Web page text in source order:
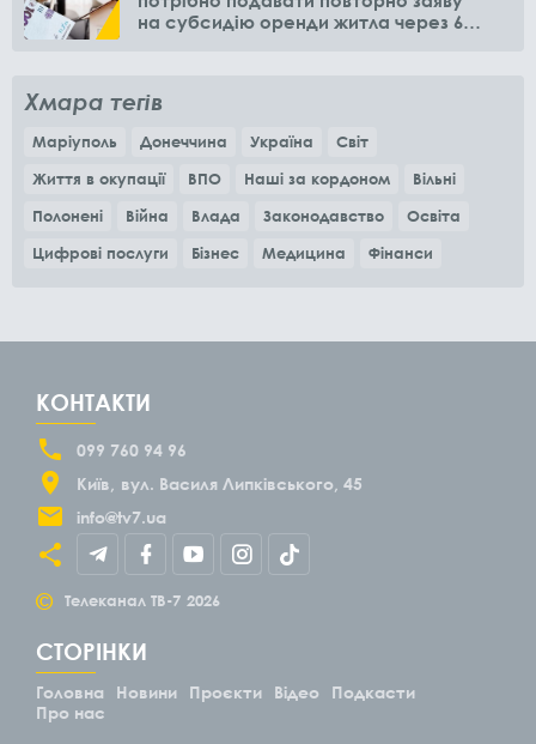
на субсидію оренди житла через 6
Хмара тегів
Маріуполь Донеччина Україна
Світ
Життя в окупації
ВПО Наші за кордоном
Вільні
Полонені
Війна Влада Законодавство
Освіта
Цифрові послуги
Бізнес Медицина Фінанси
КОНТАКТИ
099 760 94 96
Київ
вул. Василя Липківського, 45
info@tv7.ua
© Телеканал ТВ-7 2026
СТОРІНКИ
Головна Новини Проєкти Відео
Подкасти
Про нас